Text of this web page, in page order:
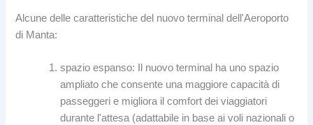
Alcune delle caratteristiche del nuovo terminal dell'Aeroporto
di Manta:
spazio espanso: Il nuovo terminal ha uno spazio
ampliato che consente una maggiore capacità di
passeggeri e migliora il comfort dei viaggiatori
durante l'attesa (adattabile in base ai voli nazionali o